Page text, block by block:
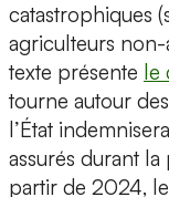
catastrophiques
agriculteurs non-
texte présente le
tourne autour
l’État
assurés durant
partir de 2024,